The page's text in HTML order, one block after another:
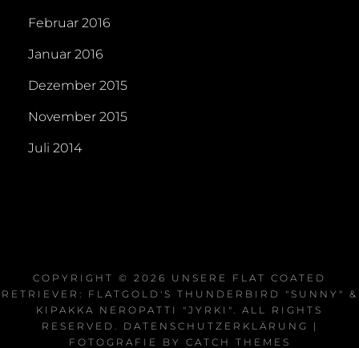
Februar 2016
Januar 2016
Dezember 2015
November 2015
Juli 2014
COPYRIGHT © 2026 UNSERE FLAT COATED
RETRIEVER: FLATGOLD'S THUNDERBIRD "SUNNY" &
KIPAKKA NEROPATTI "JYRKI". ALL RIGHTS
RESERVED. DATENSCHUTZERKLÄRUNG
|
FOTOGRAFIE BY CATCH THEMES